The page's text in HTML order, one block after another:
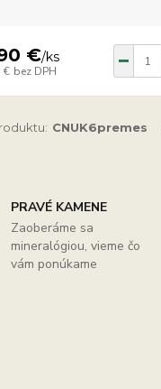
€/ks
€ bez DPH
CNUK6premes
PRAVÉ KAMENE
Zaoberáme sa
mineralógiou, vieme čo
vám ponúkame